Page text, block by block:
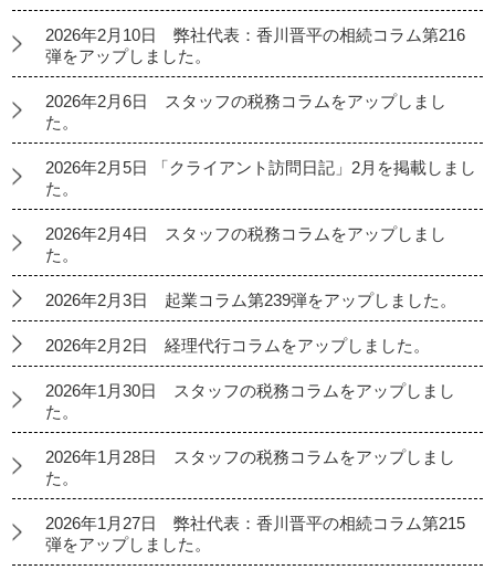
2026年2月10日 弊社代表：香川晋平の相続コラム第216
弾をアップしました。
2026年2月6日 スタッフの税務コラムをアップしまし
た。
2026年2月5日 「クライアント訪問日記」2月を掲載しまし
た。
2026年2月4日 スタッフの税務コラムをアップしまし
た。
2026年2月3日 起業コラム第239弾をアップしました。
2026年2月2日 経理代行コラムをアップしました。
2026年1月30日 スタッフの税務コラムをアップしまし
た。
2026年1月28日 スタッフの税務コラムをアップしまし
た。
2026年1月27日 弊社代表：香川晋平の相続コラム第215
弾をアップしました。